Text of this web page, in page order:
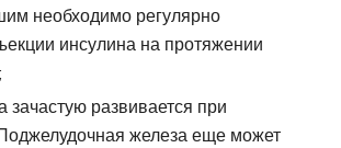
необходимо регулярно
инсулина на протяжении
зачастую развивается при
железа еще может